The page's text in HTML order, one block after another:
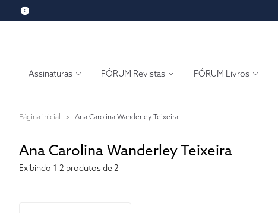
Assinaturas FÓRUM Revistas FÓRUM Livros
Página inicial > Ana Carolina Wanderley Teixeira
Ana Carolina Wanderley Teixeira
Exibindo 1-2 produtos de 2